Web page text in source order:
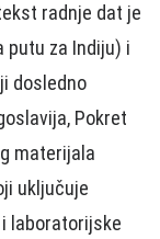
radnje dat je
putu za Indiju) i
dosledno
Pokret
materijala
uključuje
laboratorijske